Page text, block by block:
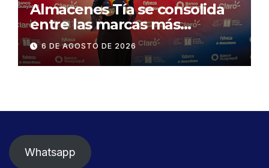
Almacenes Tía se consolida
entre las marcas más
influyentes del Ecuador
6 DE AGOSTO DE 2026
Whatsapp